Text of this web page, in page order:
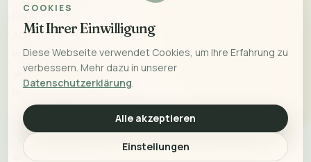
COOKIES
Mit Ihrer Einwilligung
Diese Webseite verwendet Cookies, um Ihre Erfahrung zu
verbessern. Mehr dazu in unserer
Datenschutzerklärung.
Alle akzeptieren
Einstellungen
AGB
Widerrufsrecht
Versand & Lieferung
2026Monumeo. Mit Liebe für bleibende Erinnerungen.